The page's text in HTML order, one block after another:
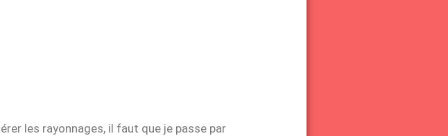
les rayonnages, il faut que je passe par